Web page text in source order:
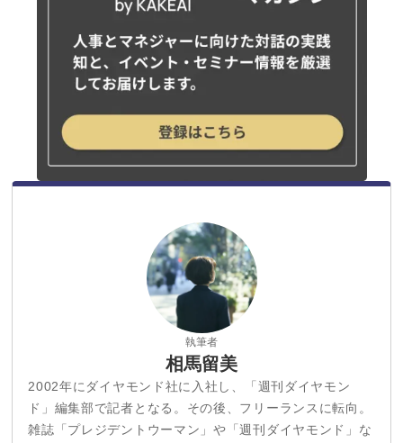
執筆者
相馬留美
2002年にダイヤモンド社に入社し、「週刊ダイヤモン
ド」編集部で記者となる。その後、フリーランスに転向。
雑誌「プレジデントウーマン」や「週刊ダイヤモンド」な